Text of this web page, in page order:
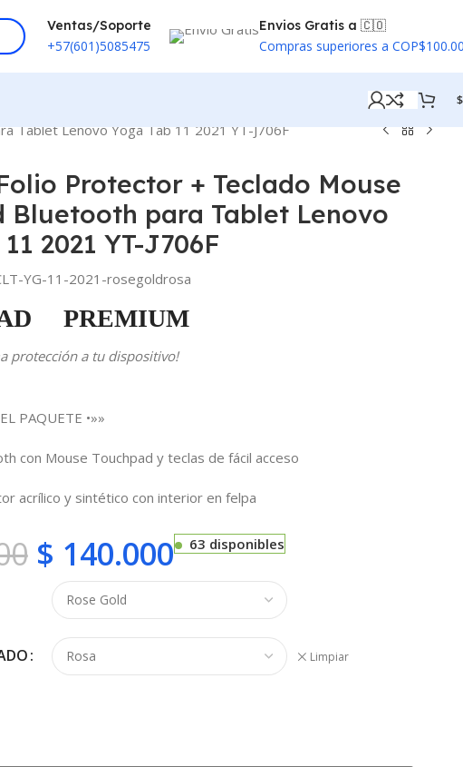
Ventas/Soporte
+57(601)5085475
Envios Gratis a 🇨🇴
Compras superiores a
$
Tablet Lenovo Yoga Tab 11 2021 YT-J706F
Protector + Teclado Mouse
Bluetooth para Tablet Lenovo
2021 YT-J706F
YG-11-2021-rosegoldrosa
PREMIUM
protección a tu dispositivo!
PAQUETE •»»
con Mouse Touchpad y teclas de fácil acceso
acrílico y sintético con interior en felpa
$ 140.000 63 disponibles
Limpiar